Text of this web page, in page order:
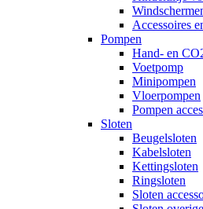
Accessoires
Pompen
Hand- en
Voetpomp
Minipompen
Vloerpompen
Pompen
Sloten
Beugelsloten
Kabelsloten
Kettingsloten
Ringsloten
Sloten